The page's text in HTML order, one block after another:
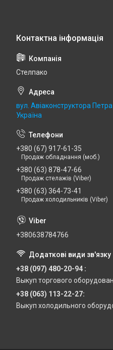
Стелпако
вул. Авіаконструктора
Україна
+380 (67) 917-61-35
Продаж обладнання (моб.)
+380 (63) 878-47-66
Продаж стелажів (Viber)
+380 (63) 364-73-41
Продаж холодильників (Viber)
+380638784766
+38 (097) 480-20-94
Выкуп торгового
+38 (063) 113-22-27
Выкуп холодильного